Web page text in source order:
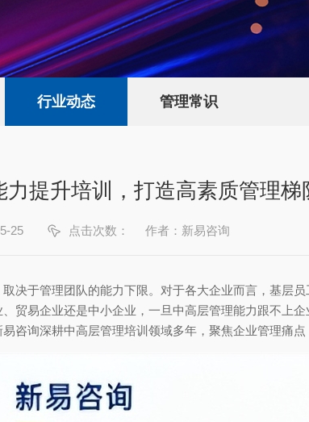
行业动态 管理常识
力提升培训，打造高素质管理梯
25 点击次数： 作者：新易咨询
决于管理团队的能力下限。对于各大企业而言，基层
贸易企业还是中小企业，一旦中高层管理能力跟不上
咨询深耕中高层管理培训领域多年，聚焦企业管理痛